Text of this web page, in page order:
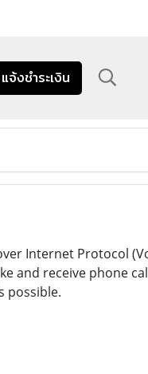
แจ้งชำระเงิน
Internet Protocol
and receive phone
possible.